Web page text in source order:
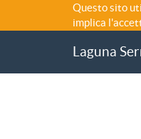
Questo sito
implica
Laguna